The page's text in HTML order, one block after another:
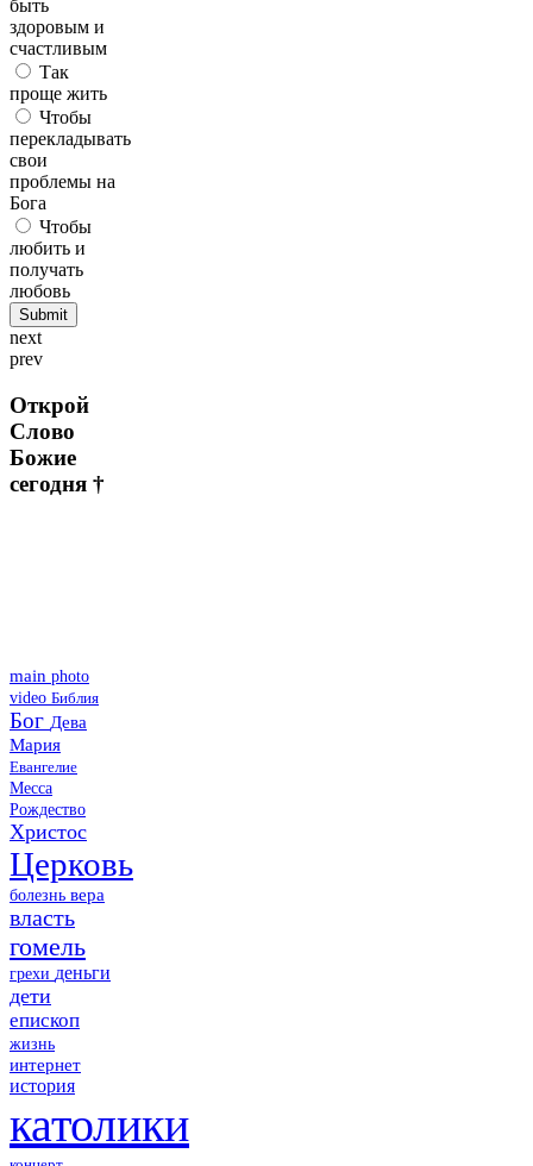
быть
здоровым и
счастливым
Так
проще жить
Чтобы
перекладывать
свои
проблемы на
Бога
Чтобы
любить и
получать
любовь
next
prev
Открой
Слово
Божие
сегодня †
main photo
video Библия
Бог Дева
Мария
Евангелие
Месса
Рождество
Христос
Церковь
болезнь вера
власть
гомель
грехи деньги
дети
епископ
жизнь
интернет
история
католики